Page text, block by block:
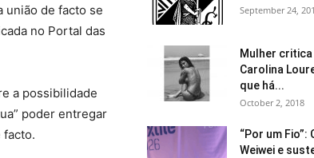
união de facto se
no Portal das
a possibilidade
poder entregar
facto.
September 24,
Mulher
Carolina
que há...
October 2, 2018
“Por um
Weiwei e